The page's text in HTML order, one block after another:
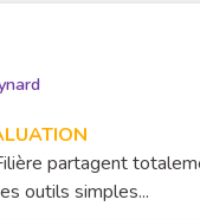
partagent
outils simples...